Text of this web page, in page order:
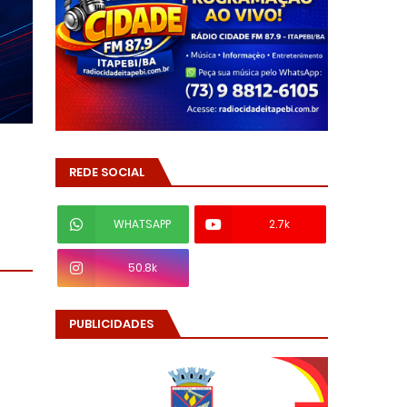
REDE SOCIAL
WHATSAPP 2.7k
50.8k
PUBLICIDADES